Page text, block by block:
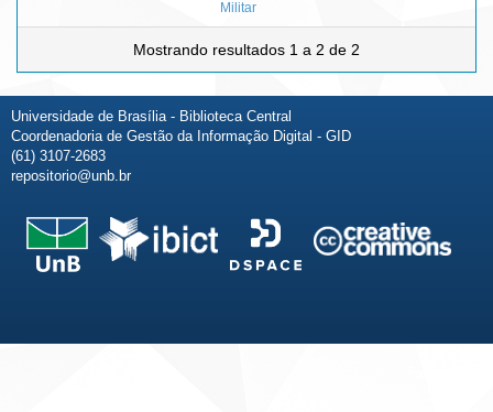
Militar
Mostrando resultados 1 a 2 de 2
Universidade de Brasília - Biblioteca Central
Coordenadoria de Gestão da Informação Digital - GID
(61) 3107-2683
repositorio@unb.br